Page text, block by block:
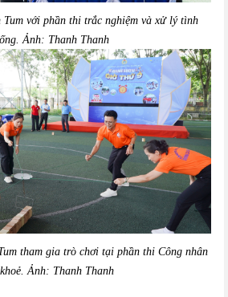
Tum với phần thi trắc nghiệm và xử lý tình
Ảnh: Thanh Thanh
tham gia trò chơi tại phần thi Công nhân
Ảnh: Thanh Thanh